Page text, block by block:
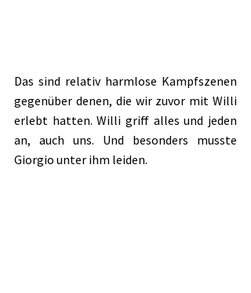
Das sind relativ harmlose Kampfszenen
gegenüber denen, die wir zuvor mit Willi
erlebt hatten. Willi griff alles und jeden
an, auch uns. Und besonders musste
Giorgio unter ihm leiden.